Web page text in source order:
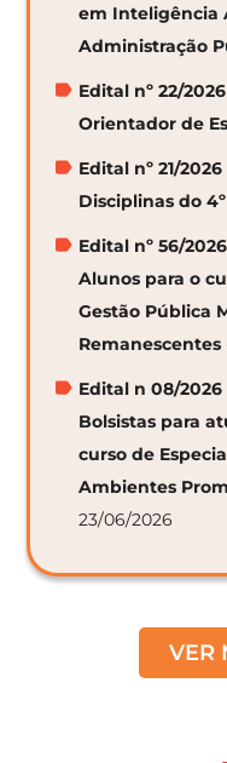
em Inteligência
Administração
Edital nº 22/
Orientador de
Edital nº 21/
Disciplinas do
Edital nº 56/
Alunos para o
Gestão Pública
Remanescentes
Edital n 08/2026
Bolsistas para
curso de
Ambientes
23/06/2026
VER